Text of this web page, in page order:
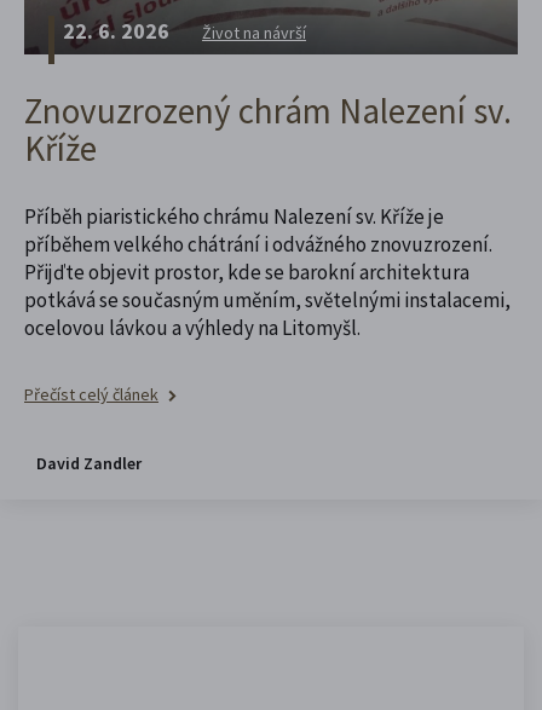
22. 6. 2026 Život na návrší
Znovuzrozený chrám Nalezení sv.
Kříže
Příběh piaristického chrámu Nalezení sv. Kříže je
příběhem velkého chátrání i odvážného znovuzrození.
Přijďte objevit prostor, kde se barokní architektura
potkává se současným uměním, světelnými instalacemi,
ocelovou lávkou a výhledy na Litomyšl.
Přečíst celý článek
David Zandler